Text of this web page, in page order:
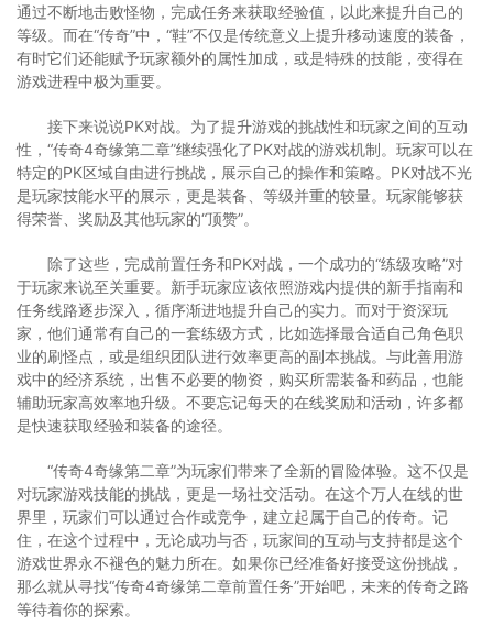
通过不断地击败怪物，完成任务来获取经验值，以此来提升自己的
等级。而在“传奇”中，“鞋”不仅是传统意义上提升移动速度的装备，
有时它们还能赋予玩家额外的属性加成，或是特殊的技能，变得在
游戏进程中极为重要。
接下来说说PK对战。为了提升游戏的挑战性和玩家之间的互动
性，“传奇4奇缘第二章”继续强化了PK对战的游戏机制。玩家可以在
特定的PK区域自由进行挑战，展示自己的操作和策略。PK对战不光
是玩家技能水平的展示，更是装备、等级并重的较量。玩家能够获
得荣誉、奖励及其他玩家的“顶赞”。
除了这些，完成前置任务和PK对战，一个成功的“练级攻略”对
于玩家来说至关重要。新手玩家应该依照游戏内提供的新手指南和
任务线路逐步深入，循序渐进地提升自己的实力。而对于资深玩
家，他们通常有自己的一套练级方式，比如选择最合适自己角色职
业的刷怪点，或是组织团队进行效率更高的副本挑战。与此善用游
戏中的经济系统，出售不必要的物资，购买所需装备和药品，也能
辅助玩家高效率地升级。不要忘记每天的在线奖励和活动，许多都
是快速获取经验和装备的途径。
“传奇4奇缘第二章”为玩家们带来了全新的冒险体验。这不仅是
对玩家游戏技能的挑战，更是一场社交活动。在这个万人在线的世
界里，玩家们可以通过合作或竞争，建立起属于自己的传奇。记
住，在这个过程中，无论成功与否，玩家间的互动与支持都是这个
游戏世界永不褪色的魅力所在。如果你已经准备好接受这份挑战，
那么就从寻找“传奇4奇缘第二章前置任务”开始吧，未来的传奇之路
等待着你的探索。